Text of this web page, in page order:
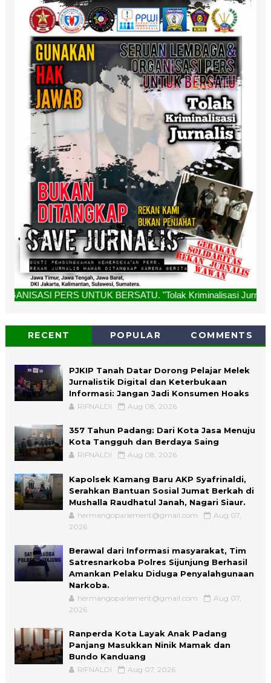
UNTUK BERSATU. "Tolak Kriminalisasi Jurnalis, Rekan
RECENT POPULAR COMMENTS
PJKIP Tanah Datar Dorong Pelajar Melek
Jurnalistik Digital dan Keterbukaan
Informasi: Jangan Jadi Konsumen Hoaks
RIFNALDI Aug 08, 2026
357 Tahun Padang: Dari Kota Jasa Menuju
Kota Tangguh dan Berdaya Saing
RIFNALDI Aug 08, 2026
Kapolsek Kamang Baru AKP Syafrinaldi,
Serahkan Bantuan Sosial Jumat Berkah di
Mushalla Raudhatul Janah, Nagari Siaur.
hermangoparlement@gmail.com
Aug 07,
2026
Berawal dari Informasi masyarakat, Tim
Satresnarkoba Polres Sijunjung Berhasil
Amankan Pelaku Diduga Penyalahgunaan
Narkoba.
hermangoparlement@gmail.com
Aug 07,
2026
Ranperda Kota Layak Anak Padang
Panjang Masukkan Ninik Mamak dan
Bundo Kanduang
RIFNALDI Aug 07, 2026